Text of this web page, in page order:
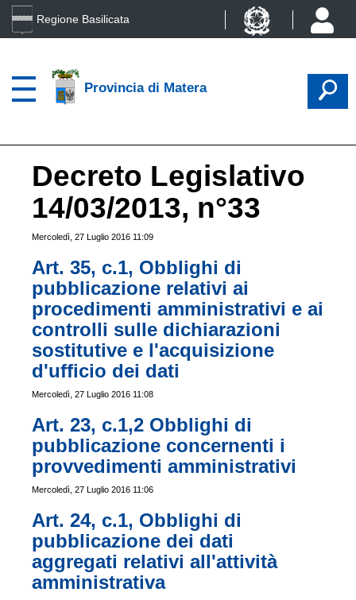
Regione Basilicata
Provincia di Matera
Decreto Legislativo
14/03/2013, n°33
Mercoledì, 27 Luglio 2016 11:09
Art. 35, c.1, Obblighi di
pubblicazione relativi ai
procedimenti amministrativi e ai
controlli sulle dichiarazioni
sostitutive e l'acquisizione
d'ufficio dei dati
Mercoledì, 27 Luglio 2016 11:08
Art. 23, c.1,2 Obblighi di
pubblicazione concernenti i
provvedimenti amministrativi
Mercoledì, 27 Luglio 2016 11:06
Art. 24, c.1, Obblighi di
pubblicazione dei dati
aggregati relativi all'attività
amministrativa